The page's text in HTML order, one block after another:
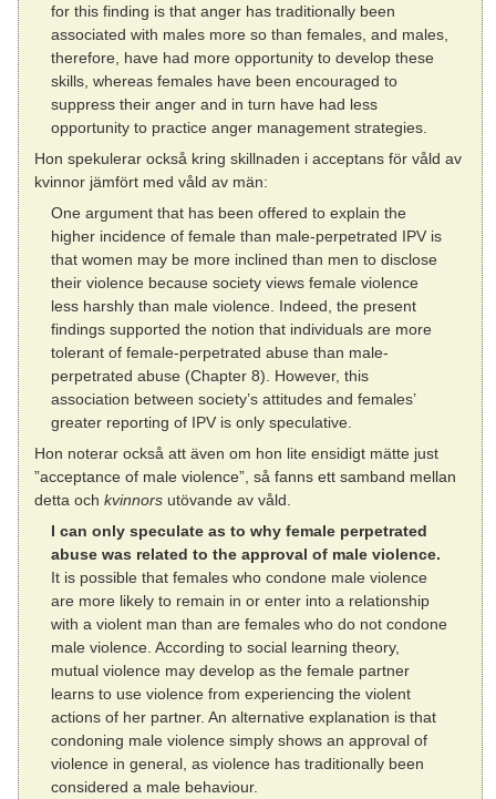
for this finding is that anger has traditionally been
associated with males more so than females, and males,
therefore, have had more opportunity to develop these
skills, whereas females have been encouraged to
suppress their anger and in turn have had less
opportunity to practice anger management strategies.
Hon spekulerar också kring skillnaden i acceptans för våld av
kvinnor jämfört med våld av män:
One argument that has been offered to explain the
higher incidence of female than male-perpetrated IPV is
that women may be more inclined than men to disclose
their violence because society views female violence
less harshly than male violence. Indeed, the present
findings supported the notion that individuals are more
tolerant of female-perpetrated abuse than male-
perpetrated abuse (Chapter 8). However, this
association between society’s attitudes and females’
greater reporting of IPV is only speculative.
Hon noterar också att även om hon lite ensidigt mätte just
”acceptance of male violence”, så fanns ett samband mellan
detta ochkvinnors utövande av våld.
I can only speculate as to why female perpetrated
abuse was related to the approval of male violence.
It is possible that females who condone male violence
are more likely to remain in or enter into a relationship
with a violent man than are females who do not condone
male violence. According to social learning theory,
mutual violence may develop as the female partner
learns to use violence from experiencing the violent
actions of her partner. An alternative explanation is that
condoning male violence simply shows an approval of
violence in general, as violence has traditionally been
considered a male behaviour.